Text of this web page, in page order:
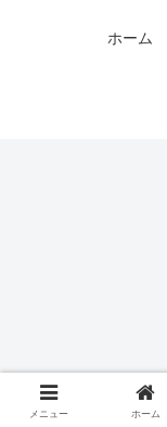
ホーム
メニュー ホーム